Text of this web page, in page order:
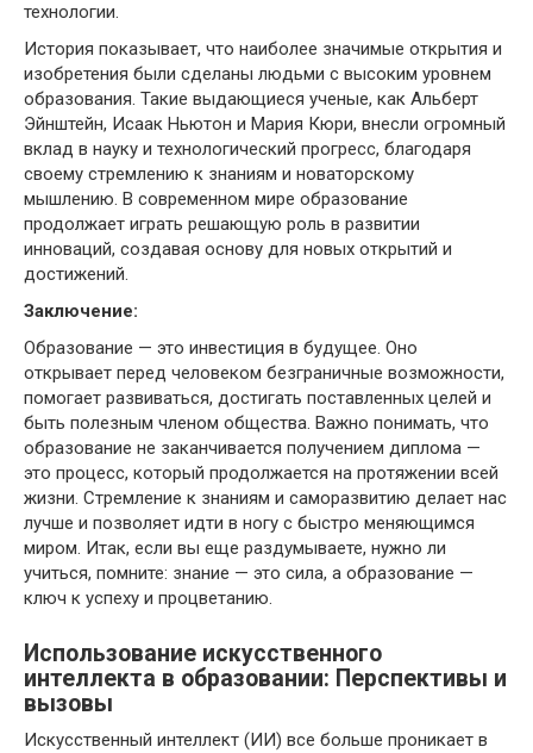
технологии.
История показывает, что наиболее значимые открытия и
изобретения были сделаны людьми с высоким уровнем
образования. Такие выдающиеся ученые, как Альберт
Эйнштейн, Исаак Ньютон и Мария Кюри, внесли огромный
вклад в науку и технологический прогресс, благодаря
своему стремлению к знаниям и новаторскому
мышлению. В современном мире образование
продолжает играть решающую роль в развитии
инноваций, создавая основу для новых открытий и
достижений.
Заключение:
Образование — это инвестиция в будущее. Оно
открывает перед человеком безграничные возможности,
помогает развиваться, достигать поставленных целей и
быть полезным членом общества. Важно понимать, что
образование не заканчивается получением диплома —
это процесс, который продолжается на протяжении всей
жизни. Стремление к знаниям и саморазвитию делает нас
лучше и позволяет идти в ногу с быстро меняющимся
миром. Итак, если вы еще раздумываете, нужно ли
учиться, помните: знание — это сила, а образование —
ключ к успеху и процветанию.
Использование искусственного
интеллекта в образовании: Перспективы и
вызовы
Искусственный интеллект (ИИ) все больше проникает в